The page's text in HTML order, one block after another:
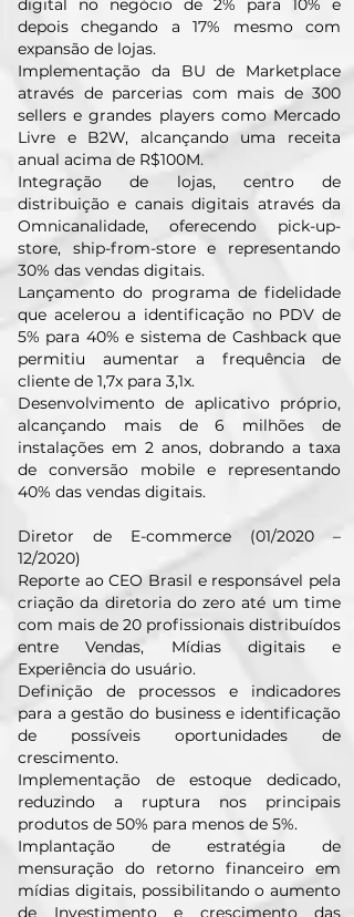
digital no negócio de 2% para 10% e
depois chegando a 17% mesmo com
expansão de lojas.
Implementação da BU de Marketplace
através de parcerias com mais de 300
sellers e grandes players como Mercado
Livre e B2W, alcançando uma receita
anual acima de R$100M.
Integração de lojas, centro de
distribuição e canais digitais através da
Omnicanalidade, oferecendo pick-up-
store, ship-from-store e representando
30% das vendas digitais.
Lançamento do programa de fidelidade
que acelerou a identificação no PDV de
5% para 40% e sistema de Cashback que
permitiu aumentar a frequência de
cliente de 1,7x para 3,1x.
Desenvolvimento de aplicativo próprio,
alcançando mais de 6 milhões de
instalações em 2 anos, dobrando a taxa
de conversão mobile e representando
40% das vendas digitais.
Diretor de E-commerce (01/2020 –
12/2020)
Reporte ao CEO Brasil e responsável pela
criação da diretoria do zero até um time
com mais de 20 profissionais distribuídos
entre Vendas, Mídias digitais e
Experiência do usuário.
Definição de processos e indicadores
para a gestão do business e identificação
de possíveis oportunidades de
crescimento.
Implementação de estoque dedicado,
reduzindo a ruptura nos principais
produtos de 50% para menos de 5%.
Implantação de estratégia de
mensuração do retorno financeiro em
mídias digitais, possibilitando o aumento
de Investimento e crescimento das